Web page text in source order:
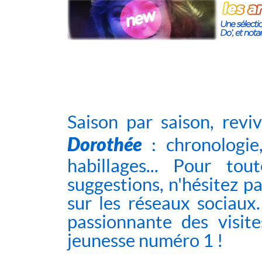
Saison par saison,
Dorothée:
habillages... Pour
suggestions, n'hésitez
sur les réseaux sociaux
passionnante des
jeunesse numéro 1 !